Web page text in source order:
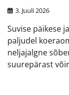
3. Juuli 2026
Suvise päikese
paljudel
neljajalgne
suurepärast